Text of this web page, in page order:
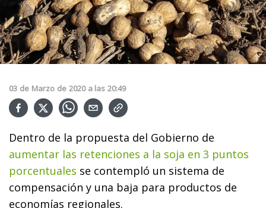
03 de Marzo de 2020 a las 20:49
Dentro de la propuesta del Gobierno de
aumentar las retenciones a la soja en 3 puntos
porcentuales se contempló un sistema de
compensación y una baja para productos de
economías regionales.